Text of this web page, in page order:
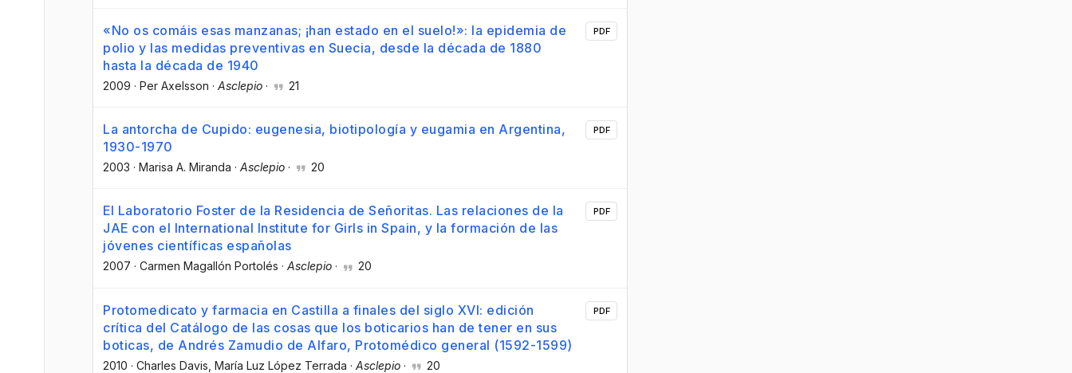
«No os comáis esas manzanas; ¡han estado en el suelo!»: la epidemia de
polio y las medidas preventivas en Suecia, desde la década de 1880
hasta la década de 1940
2009 · Per Axelsson · Asclepio · 21
PDF
La antorcha de Cupido: eugenesia, biotipología y eugamia en Argentina,
1930-1970
2003 · Marisa A. Miranda · Asclepio · 20
PDF
El Laboratorio Foster de la Residencia de Señoritas. Las relaciones de la
JAE con el International Institute for Girls in Spain, y la formación de las
jóvenes científicas españolas
2007 · Carmen Magallón Portolés · Asclepio · 20
PDF
Protomedicato y farmacia en Castilla a finales del siglo XVI: edición
crítica del Catálogo de las cosas que los boticarios han de tener en sus
boticas, de Andrés Zamudio de Alfaro, Protomédico general (1592-1599)
2010 · Charles Davis , María Luz López Terrada · Asclepio · 20
PDF